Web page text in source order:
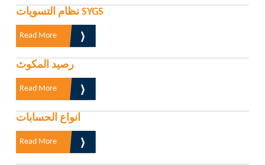
نظام التسويات SYGS
Read More
رصيد المكوث
Read More
انواع الحسابات
Read More